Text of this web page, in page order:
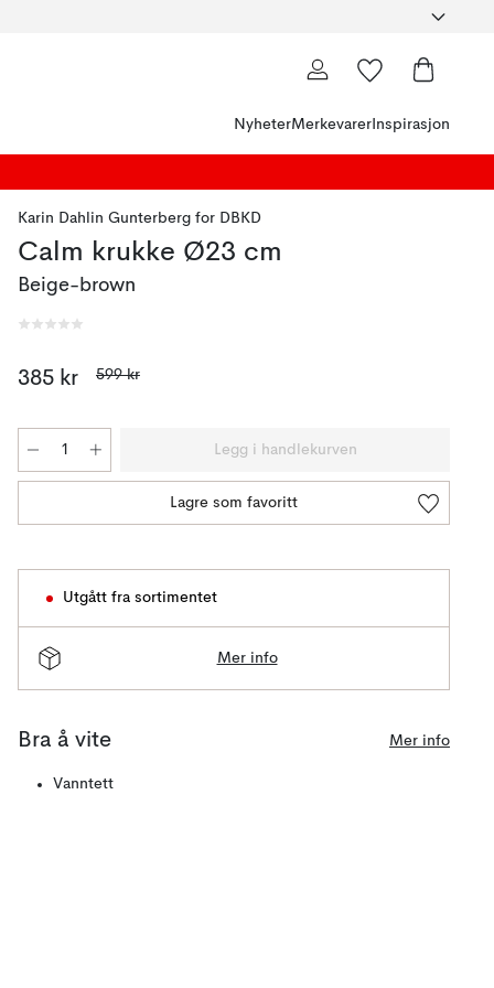
NyheterMerkevarer Inspirasjon
Karin Dahlin Gunterberg for DBKD
Calm krukke Ø23 cm
Beige-brown
385 kr 599 kr
Legg i handlekurven
Lagre som favoritt
Utgått fra sortimentet
Mer info
Bra å vite Mer info
Vanntett